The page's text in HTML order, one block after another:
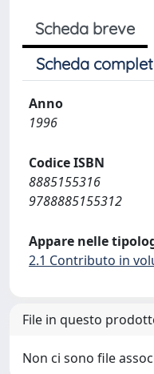
Scheda breve
Scheda
Anno
1996
Codice ISBN
8885155316
9788885155312
Appare nelle
2.1 Contributo in
File in questo
Non ci sono file